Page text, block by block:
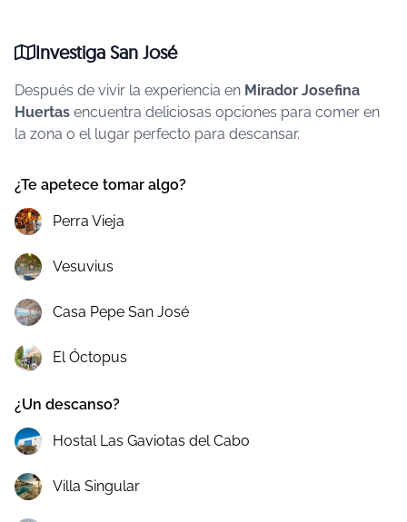
Investiga San José
Después de vivir la experiencia en Mirador Josefina
Huertas encuentra deliciosas opciones para comer en
la zona o el lugar perfecto para descansar.
¿Te apetece tomar algo?
Perra Vieja
Vesuvius
Casa Pepe San José
El Óctopus
¿Un descanso?
Hostal Las Gaviotas del Cabo
Villa Singular